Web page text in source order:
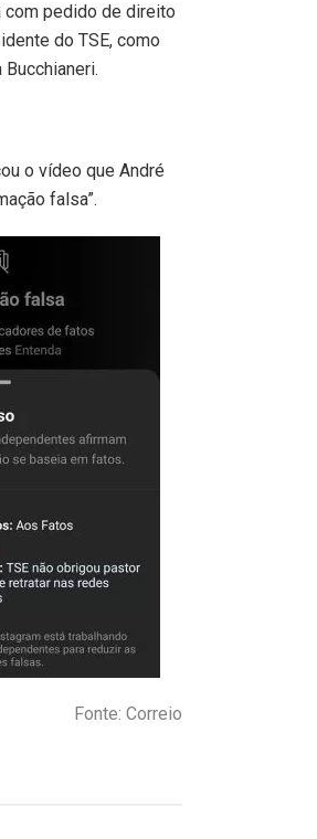
pedido de direito
do TSE, como
o vídeo que André
falsa”.
Fonte: Correio